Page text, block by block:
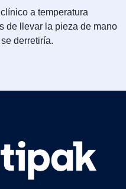
a temperatura
de llevar la pieza de mano
derretiría.